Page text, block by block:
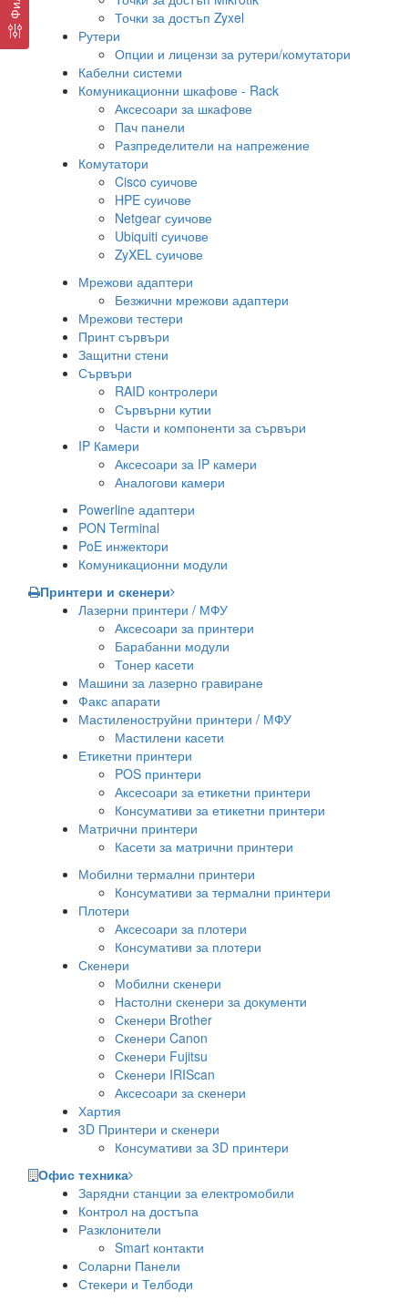
Точки за достъп Zyxel
Рутери
Опции и лицензи за рутери/комутатори
Кабелни системи
Комуникационни шкафове - Rack
Аксесоари за шкафове
Пач панели
Разпределители на напрежение
Комутатори
Cisco суичове
HPE суичове
Netgear суичове
Ubiquiti суичове
ZyXEL суичове
Мрежови адаптери
Безжични мрежови адаптери
Мрежови тестери
Принт сървъри
Защитни стени
Сървъри
RAID контролери
Сървърни кутии
Части и компоненти за сървъри
IP Камери
Аксесоари за IP камери
Аналогови камери
Powerline адаптери
PON Terminal
PoE инжектори
Комуникационни модули
Принтери и скенери
Лазерни принтери / МФУ
Аксесоари за принтери
Барабанни модули
Тонер касети
Машини за лазерно гравиране
Факс апарати
Мастиленоструйни принтери / МФУ
Мастилени касети
Етикетни принтери
POS принтери
Аксесоари за етикетни принтери
Консумативи за етикетни принтери
Матрични принтери
Касети за матрични принтери
Мобилни термални принтери
Консумативи за термални принтери
Плотери
Аксесоари за плотери
Консумативи за плотери
Скенери
Мобилни скенери
Настолни скенери за документи
Скенери Brother
Скенери Canon
Скенери Fujitsu
Скенери IRIScan
Аксесоари за скенери
Хартия
3D Принтери и скенери
Консумативи за 3D принтери
Офис техника
Зарядни станции за електромобили
Контрол на достъпа
Разклонители
Smart контакти
Соларни Панели
Стекери и Телбоди